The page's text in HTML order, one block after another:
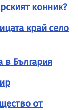
конник?
край село
в България
от